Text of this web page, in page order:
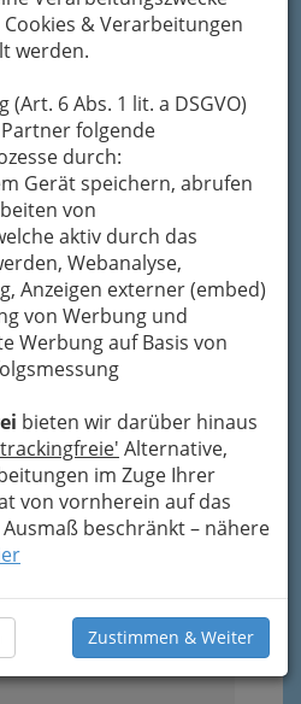
& Verarbeitungen
werden.
6 Abs. 1 lit. a DSGVO)
folgende
durch:
Gerät speichern, abrufen
von
aktiv durch das
Webanalyse,
Anzeigen externer (embed)
von Werbung und
Werbung auf Basis von
bieten wir darüber hinaus
Alternative,
im Zuge Ihrer
von vornherein auf das
beschränkt – nähere
Zustimmen & Weiter
Alle Bezirke
Graz
"freie Werkstätte für
seit 2001 in allen
Mechanik,Elektrik
Lackierungeinen guten
Kompetenz
Preisewerden durch
bestätigt.
Platl
8054